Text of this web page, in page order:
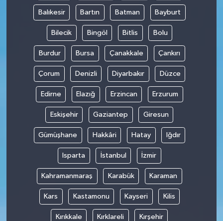
Balıkesir Bartın Batman Bayburt
Bilecik Bingöl Bitlis Bolu
Burdur Bursa Çanakkale Çankırı
Çorum Denizli Diyarbakır Düzce
Edirne Elazığ Erzincan Erzurum
Eskişehir Gaziantep Giresun
Gümüşhane Hakkâri Hatay Iğdır
Isparta İstanbul İzmir
Kahramanmaraş Karabük Karaman
Kars Kastamonu Kayseri Kilis
Kırıkkale Kırklareli Kırşehir